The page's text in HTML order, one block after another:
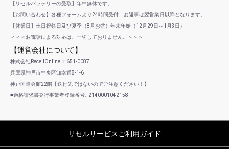
【リセルバッテリーの受取】年中無休です。
【お問い合わせ】各種フォームより24時間受付、お返事は翌営業日以降となります。
【休業日】土日祝祭日及び夏季（8月お盆）年末年始（12月29日～1月3日）
＜＜＜お電話による対応は、一切しておりません。＞＞＞
【運営会社について】
株式会社RecellOnline 〒651-0087
兵庫県神戸市中央区卸幸通8-1-6
神戸国際会館22階【送付先ではないのでご注意ください！】
■適格請求書発行事業者登録番号:T2140001042158
リセルサービスご利用ガイド